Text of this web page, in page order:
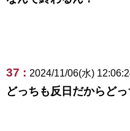
37 : 2024/11/06(水)
どっちも反日だからど